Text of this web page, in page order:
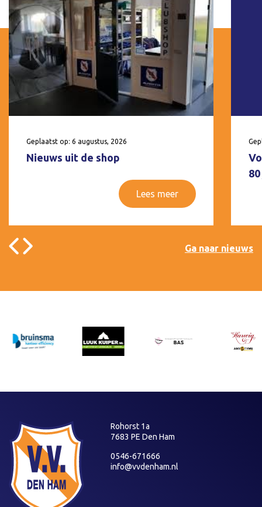
Geplaatst op: 6 augustus, 2026
Nieuws uit de shop
Lees meer
Ga naar nieuws
Rohorst 1a
7683 PE Den Ham
0546-671666
info@vvdenham.nl